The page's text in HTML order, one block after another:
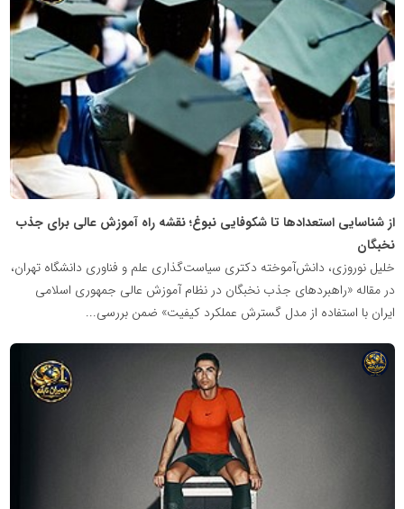
از شناسایی استعدادها تا شکوفایی نبوغ؛ نقشه راه آموزش عالی برای جذب
نخبگان
خلیل نوروزی، دانش‌آموخته دکتری سیاست‌گذاری علم و فناوری دانشگاه تهران،
در مقاله «راهبردهای جذب نخبگان در نظام آموزش عالی جمهوری اسلامی
ایران با استفاده از مدل گسترش عملکرد کیفیت» ضمن بررسی...
خبری
مدیران
نابغه